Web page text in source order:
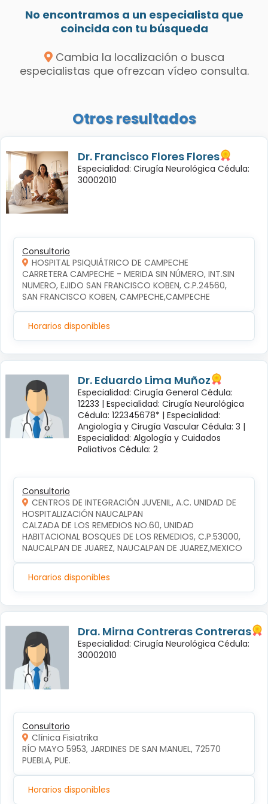
No encontramos a un especialista que
coincida con tu búsqueda
Cambia la localización o busca
especialistas que ofrezcan vídeo consulta.
Otros resultados
Dr. Francisco Flores Flores
Especialidad: Cirugía Neurológica Cédula:
30002010
Consultorio
HOSPITAL PSIQUIÁTRICO DE CAMPECHE
CARRETERA CAMPECHE - MERIDA SIN NÚMERO, INT.SIN
NUMERO, EJIDO SAN FRANCISCO KOBEN, C.P.24560,
SAN FRANCISCO KOBEN, CAMPECHE,CAMPECHE
Horarios disponibles
Dr. Eduardo Lima Muñoz
Especialidad: Cirugía General Cédula:
12233 | Especialidad: Cirugía Neurológica
Cédula: 122345678* | Especialidad:
Angiología y Cirugía Vascular Cédula: 3 |
Especialidad: Algología y Cuidados
Paliativos Cédula: 2
Consultorio
CENTROS DE INTEGRACIÓN JUVENIL, A.C. UNIDAD DE
HOSPITALIZACIÓN NAUCALPAN
CALZADA DE LOS REMEDIOS NO.60, UNIDAD
HABITACIONAL BOSQUES DE LOS REMEDIOS, C.P.53000,
NAUCALPAN DE JUAREZ, NAUCALPAN DE JUAREZ,MEXICO
Horarios disponibles
Dra. Mirna Contreras Contreras
Especialidad: Cirugía Neurológica Cédula:
30002010
Consultorio
Clínica Fisiatrika
RÍO MAYO 5953, JARDINES DE SAN MANUEL, 72570
PUEBLA, PUE.
Horarios disponibles